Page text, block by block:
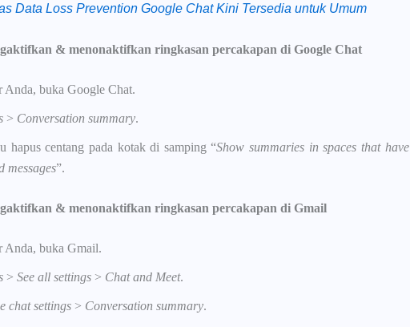
Data Loss Prevention Google Chat Kini Tersedia untuk Umum
& menonaktifkan ringkasan percakapan di Google Chat
Anda, buka Google Chat.
> Conversation summary.
hapus centang pada kotak di samping “Show summaries in spaces that have
messages”.
& menonaktifkan ringkasan percakapan di Gmail
Anda, buka Gmail.
>See all settings > Chat and Meet.
chat settings > Conversation summary.